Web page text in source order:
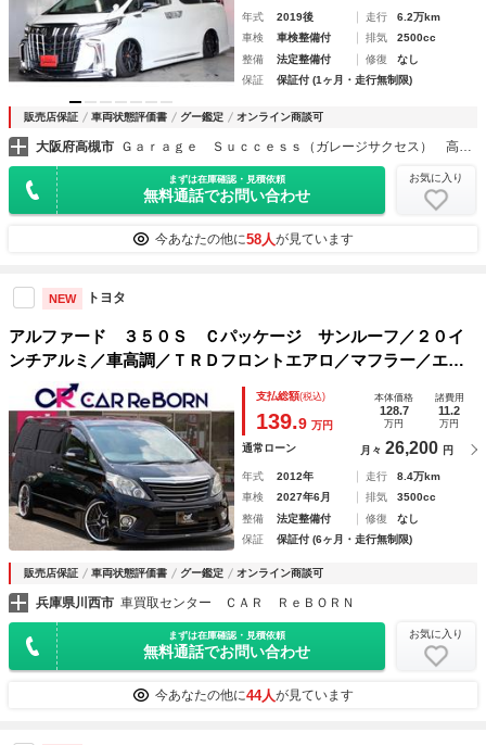
年式 2019後 走行
6.2万km
車検
車検整備付 排気
2500cc
整備
法定整備付 修復
なし
保証
保証付 (1ヶ月・走行無制限)
販売店保証 車両状態評価書 グー鑑定 オンライン商談可
大阪府高槻市 Ｇａｒａｇｅ Ｓｕｃｃｅｓｓ（ガレージサクセス） 高槻店 アルファード・ヴェルファイア・ヴォクシー専門店
まずは在庫確認・見積依頼
無料通話でお問い合わせ
お気に入り
今あなたの他に58人が見ています
NEW トヨタ
アルファード ３５０Ｓ Ｃパッケージ サンルーフ／２０イ
ンチアルミ／車高調／ＴＲＤフロントエアロ／マフラー／エア
インテーク／ＬＥＤテール／電動バックドア／両側電動スライ
ド／後席用モニター／ナビＴＶ／Ｂｌｕｅｔｏｏｔｈ／エグゼ
クティブシート
支払総額(税込)
139.9 万円
本体価格
128.7
万円
諸費用
11.2
万円
通常ローン 月々 26,200 円
年式 2012年 走行
8.4万km
車検
2027年6月 排気
3500cc
整備
法定整備付 修復
なし
保証
保証付 (6ヶ月・走行無制限)
販売店保証 車両状態評価書 グー鑑定 オンライン商談可
兵庫県川西市 車買取センター ＣＡＲ ＲｅＢＯＲＮ
まずは在庫確認・見積依頼
無料通話でお問い合わせ
お気に入り
今あなたの他に44人が見ています